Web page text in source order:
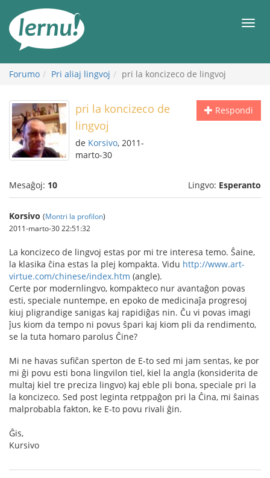
enhavo
Forumo Pri aliaj lingvoj pri la koncizeco de lingvoj
Respondi
pri la koncizeco de
lingvoj
de Korsivo, 2011-
marto-30
Mesaĝoj: 10 Lingvo: Esperanto
Korsivo (Montri la profilon)
2011-marto-30 22:51:32
La koncizeco de lingvoj estas por mi tre interesa temo. Ŝaine,
la klasika ĉina estas la plej kompakta. Vidu http://www.art-
virtue.com/chinese/index.htm (angle).
Certe por modernlingvo, kompakteco nur avantaĝon povas
esti, speciale nuntempe, en epoko de medicinaĵa progresoj
kiuj pligrandige sanigas kaj rapidiĝas nin. Ĉu vi povas imagi
ĵus kiom da tempo ni povus ŝpari kaj kiom pli da rendimento,
se la tuta homaro parolus Ĉine?
Mi ne havas sufiĉan sperton de E-to sed mi jam sentas, ke por
mi ĝi povu esti bona lingvilon tiel, kiel la angla (konsiderita de
multaj kiel tre preciza lingvo) kaj eble pli bona, speciale pri la
la koncizeco. Sed post leginta retppaĝon pri la Ĉina, mi ŝainas
malprobabla fakton, ke E-to povu rivali ĝin.
Ĝis,
Kursivo